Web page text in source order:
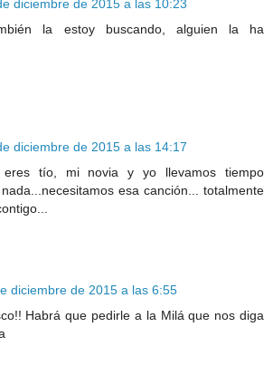
diciembre de 2015 a las 10:23
la estoy buscando, alguien la ha
diciembre de 2015 a las 14:17
eres tío, mi novia y yo llevamos tiempo
esa canción... totalmente
diciembre de 2015 a las 6:55
Habrá que pedirle a la Milá que nos diga